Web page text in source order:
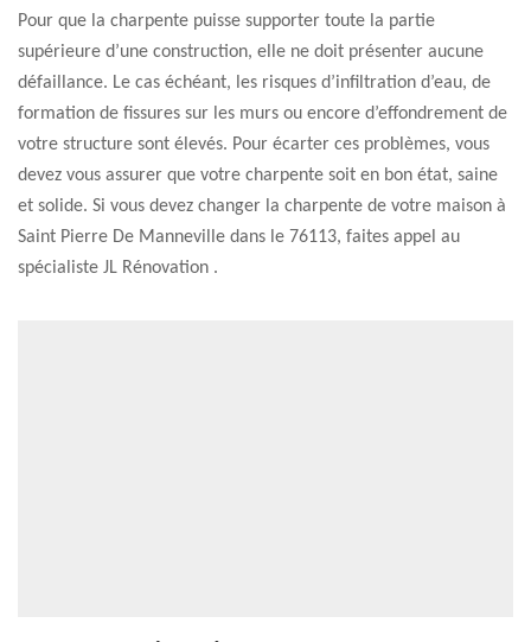
Pour que la charpente puisse supporter toute la partie
supérieure d’une construction, elle ne doit présenter aucune
défaillance. Le cas échéant, les risques d’infiltration d’eau, de
formation de fissures sur les murs ou encore d’effondrement de
votre structure sont élevés. Pour écarter ces problèmes, vous
devez vous assurer que votre charpente soit en bon état, saine
et solide. Si vous devez changer la charpente de votre maison à
Saint Pierre De Manneville dans le 76113, faites appel au
spécialiste JL Rénovation .